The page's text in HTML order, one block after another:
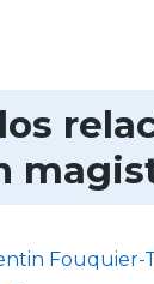
Fouquier-